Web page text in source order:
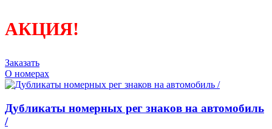
АКЦИЯ!
Заказать
О номерах
Дубликаты номерных рег знаков на автомобиль
/